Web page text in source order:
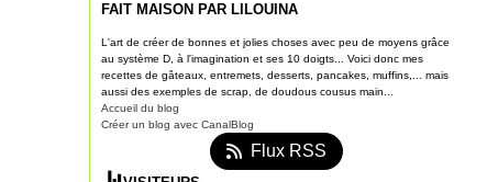
FAIT MAISON PAR LILOUINA
L'art de créer de bonnes et jolies choses avec peu de moyens grâce
au système D, à l'imagination et ses 10 doigts... Voici donc mes
recettes de gâteaux, entremets, desserts, pancakes, muffins,... mais
aussi des exemples de scrap, de doudous cousus main...
Accueil du blog
Créer un blog avec CanalBlog
Flux RSS